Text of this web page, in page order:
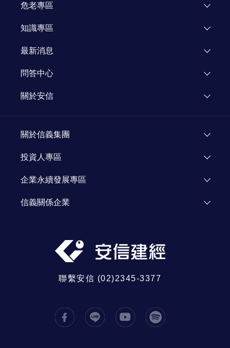
危老專區
專區介紹
企業專區
知識專區
市場研究
最新消息
活動公告
新聞專欄
問答中心
關於安信
關於安信
顧問團隊
關於信義集團
了解信義
資源網站
投資人專區
投資人資訊
企業永續發展專區
企業永續發展
信義關係企業
聯繫安信 (02)2345-3377